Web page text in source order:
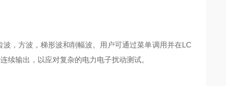
，方波，梯形波和削幅波。用户可通过菜单调用并在LC
续输出，以应对复杂的电力电子扰动测试。